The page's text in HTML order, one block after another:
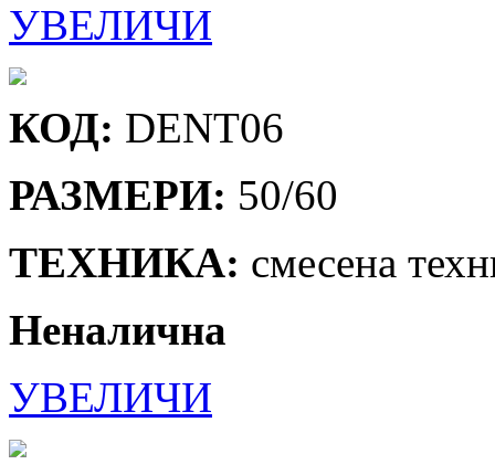
УВЕЛИЧИ
КОД: DENT06
РАЗМЕРИ: 50/60
ТЕХНИКА: смесена
Неналична
УВЕЛИЧИ